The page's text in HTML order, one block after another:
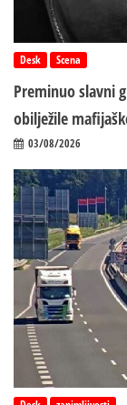
Desk Scena
Preminuo slavni
obilježile
03/08/2026